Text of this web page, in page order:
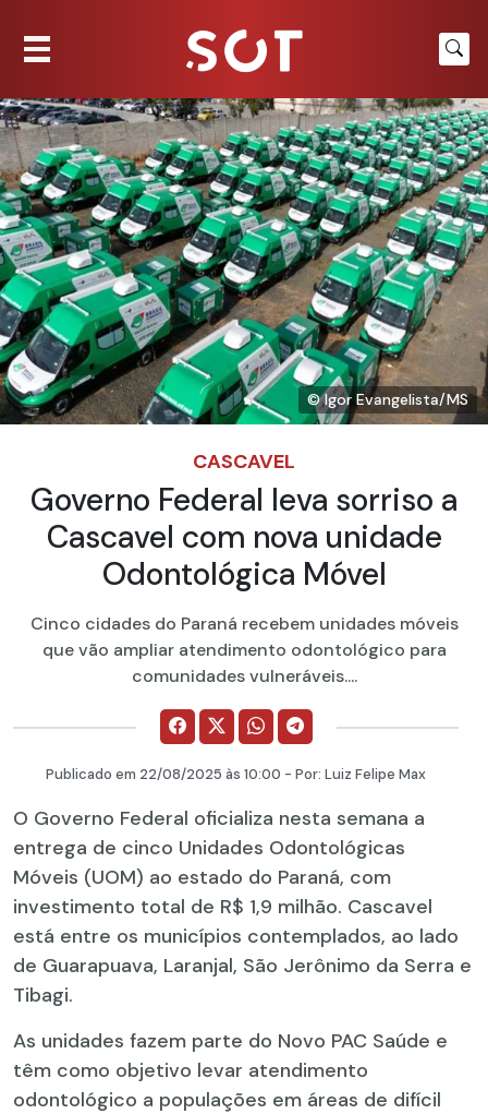
© Igor Evangelista/MS
CASCAVEL
Governo Federal leva sorriso a
Cascavel com nova unidade
Odontológica Móvel
Cinco cidades do Paraná recebem unidades móveis
que vão ampliar atendimento odontológico para
comunidades vulneráveis....
Publicado em 22/08/2025 às 10:00 - Por: Luiz Felipe Max
O Governo Federal oficializa nesta semana a
entrega de cinco Unidades Odontológicas
Móveis (UOM) ao estado do Paraná, com
investimento total de R$ 1,9 milhão. Cascavel
está entre os municípios contemplados, ao lado
de Guarapuava, Laranjal, São Jerônimo da Serra e
Tibagi.
As unidades fazem parte do Novo PAC Saúde e
têm como objetivo levar atendimento
odontológico a populações em áreas de difícil